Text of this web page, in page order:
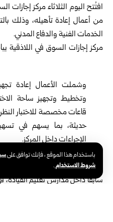
باستخدام هذا الموقع ، فإنك توافق على
شروط الاستخدام.
افتُتح اليوم الثلاثاء مركز إجازات
من أعمال ‏إعادة تأهيله، وذلك
الخدمات الفنية والدفاع ‏المدني.‏
وشملت الأعمال إعادة
وتخطيط وتجهيز ساحة
قاعات مخصصة للاختبار
حديثة، بما يسهم في
‏الإجراءات داخل المركز.‏
وبالتوازي مع افتتاحه باشرت
منح ‏إجازات السوق، وفق أحدث
سابقاً داخل ‏مدارس تعليم